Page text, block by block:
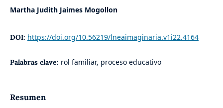
Martha Judith Jaimes Mogollon
DOI: https://doi.org/10.56219/lneaimaginaria.v1i22.4164
Palabras clave: rol familiar, proceso educativo
Resumen